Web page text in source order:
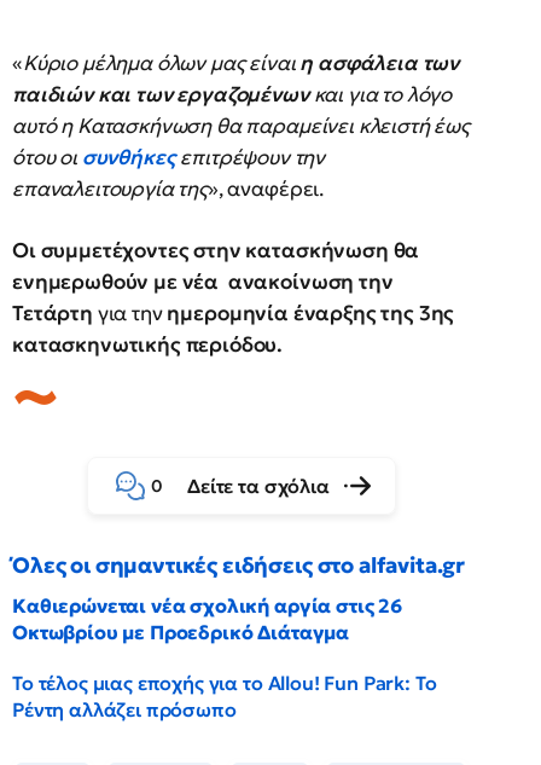
«Κύριο μέλημα όλων μας είναιη ασφάλεια των
παιδιών και των εργαζομένωνκαι για το λόγο
αυτό η Κατασκήνωση θα παραμείνει κλειστή έως
ότου οι συνθήκεςεπιτρέψουν την
επαναλειτουργία της», αναφέρει.
Οι συμμετέχοντες στην κατασκήνωση θα
ενημερωθούν με νέα ανακοίνωση την
Τετάρτη για τηνημερομηνία έναρξης της 3ης
κατασκηνωτικής περιόδου.
0 Δείτε τα σχόλια
Όλες οι σημαντικές ειδήσεις στο alfavita.gr
Καθιερώνεται νέα σχολική αργία στις 26
Οκτωβρίου με Προεδρικό Διάταγμα
Το τέλος μιας εποχής για το Allou! Fun Park: Το
Ρέντη αλλάζει πρόσωπο